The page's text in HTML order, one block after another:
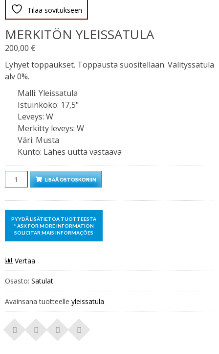
Tilaa sovitukseen
MERKITÖN YLEISSATULA
200,00 €
Lyhyet toppaukset. Toppausta suositellaan. Välityssatula
alv 0%.
Malli: Yleissatula
Istuinkoko: 17,5"
Leveys: W
Merkitty leveys: W
Väri: Musta
Kunto: Lähes uutta vastaava
Määrä LISÄÄ OSTOSKORIIN
Vertaa
Osasto: Satulat
Avainsana tuotteelle yleissatula